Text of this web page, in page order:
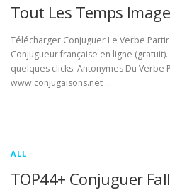
Tout Les Temps
Télécharger Conjuguer Le Verbe
Conjugueur française en ligne
quelques clicks. Antonymes Du Verbe
www.conjugaisons.net …
ALL
TOP44+ Conjuguer